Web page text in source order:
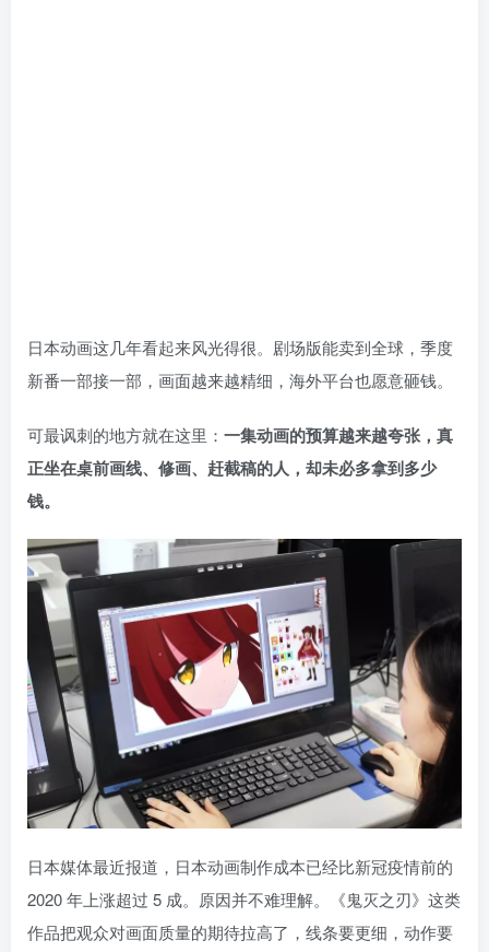
日本动画这几年看起来风光得很。剧场版能卖到全球，季度
新番一部接一部，画面越来越精细，海外平台也愿意砸钱。
可最讽刺的地方就在这里： 一集动画的预算越来越夸张，真
正坐在桌前画线、修画、赶截稿的人，却未必多拿到多少
钱。
日本媒体最近报道，日本动画制作成本已经比新冠疫情前的
2020 年上涨超过 5 成。原因并不难理解。《鬼灭之刃》这类
作品把观众对画面质量的期待拉高了，线条要更细，动作要